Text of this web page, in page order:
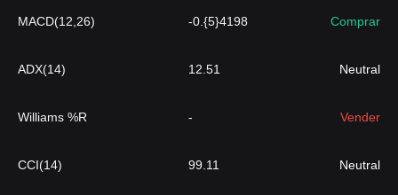
MACD(12,26) -0.{5}4198 Comprar
ADX(14) 12.51 Neutral
Williams %R - Vender
CCI(14) 99.11 Neutral